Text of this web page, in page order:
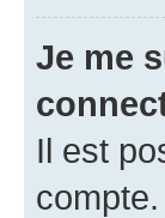
Je me
Il est